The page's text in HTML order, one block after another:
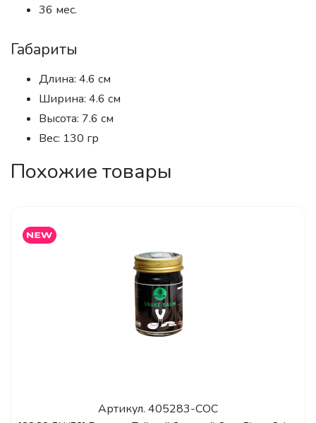
36 мес.
Габариты
Длина: 4.6 см
Ширина: 4.6 см
Высота: 7.6 см
Вес: 130 гр
Похожие товары
Артикул. 405283-COC